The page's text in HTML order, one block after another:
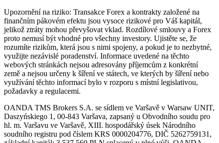
Upozornění na riziko: Transakce Forex a kontrakty založené na
finančním pákovém efektu jsou vysoce rizikové pro Váš kapitál,
jelikož ztráty mohou převyšovat vklad. Rozdílové smlouvy a Forex
proto nemusí být vhodné pro všechny investory. Ujistěte se, že
rozumíte rizikům, která jsou s nimi spojeny, a pokud je to nezbytné,
využijte nezávislé poradenství. Informace uvedené na těchto
webových stránkách nejsou adresovány příjemcům z konkrétní
země a nejsou určeny k šíření ve státech, ve kterých by šíření nebo
využívání těchto informací bylo v rozporu s místní legislativou,
požadavky a regulacemi.
OANDA TMS Brokers S.A. se sídlem ve Varšavě v Warsaw UNIT,
Daszyńskiego 1, 00-843 Varšava, zapsaný u Obvodního soudu pro
hl. m. Varšavu ve Varšavě, XIII. hospodářský úsek Národního
soudního registru pod číslem KRS 0000204776, DIČ 5262759131,